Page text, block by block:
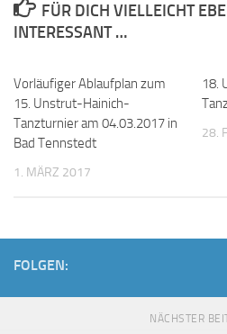
FÜR DICH VIELLEICHT
INTERESSANT …
Vorläufiger Ablaufplan zum
15. Unstrut-Hainich-
Tanzturnier am 04.03.2017 in
Bad Tennstedt
1. MÄRZ 2017
18.
28.
FOLGEN:
NÄCHSTER